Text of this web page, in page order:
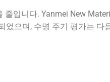
입니다. Yanmei New
었으며, 수명 주기 평가는 다